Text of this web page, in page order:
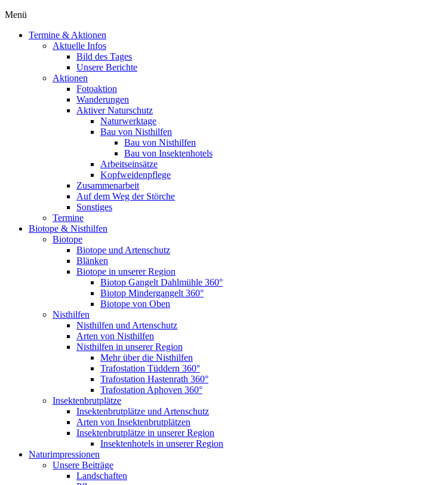
Menü
Termine & Aktionen
Aktuelle Infos
Bild des Tages
Unsere Berichte
Aktionen
Fotoaktion
Wanderungen
Aktiver Naturschutz
Naturwerktage
Bau von Nisthilfen
Bau von Nisthilfen
Bau von Insektenhotels
Arbeitseinsätze
Kopfweidenpflege
Zusammenarbeit
Auf dem Weg der Störche
Sonstiges
Termine
Biotope & Nisthilfen
Biotope
Biotope und Artenschutz
Blänken
Biotope in unserer Region
Biotop Gangelt Dahlmühle 360°
Biotop Mindergangelt 360°
Biotope von Oben
Nisthilfen
Nisthilfen und Artenschutz
Arten von Nisthilfen
Nisthilfen in unserer Region
Mehr über die Nisthilfen
Trafostation Tüddern 360°
Trafostation Hastenrath 360°
Trafostation Aphoven 360°
Insektenbrutplätze
Insektenbrutplätze und Artenschutz
Arten von Insektenbrutplätzen
Insektenbrutplätze in unserer Region
Insektenhotels in unserer Region
Naturimpressionen
Unsere Beiträge
Landschaften